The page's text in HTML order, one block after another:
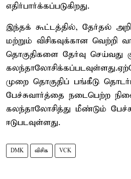
எதிர்பார்க்கப்படுகிறது.
இந்தக் கூட்டத்தில், தேர்தல்
மற்றும் விசிகவுக்கான வெற்றி
தொகுதிகளை தேர்வு செய்வது
முறை தொகுதிப் பங்கீடு
பேச்சுவார்த்தை நடைபெற்ற
கலந்தாலோசித்து மீண்டும்
ஈடுபடவுள்ளது.
DMK விசிக VCK